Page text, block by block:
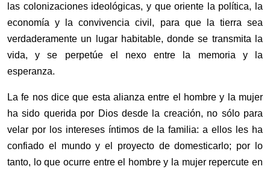
las colonizaciones ideológicas, y que oriente la política, la
economía y la convivencia civil, para que la tierra sea
verdaderamente un lugar habitable, donde se transmita la
vida, y se perpetúe el nexo entre la memoria y la
esperanza.
La fe nos dice que esta alianza entre el hombre y la mujer
ha sido querida por Dios desde la creación, no sólo para
velar por los intereses íntimos de la familia: a ellos les ha
confiado el mundo y el proyecto de domesticarlo; por lo
tanto, lo que ocurre entre el hombre y la mujer repercute en